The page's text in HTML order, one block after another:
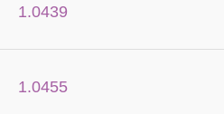
1.0439
1.0455